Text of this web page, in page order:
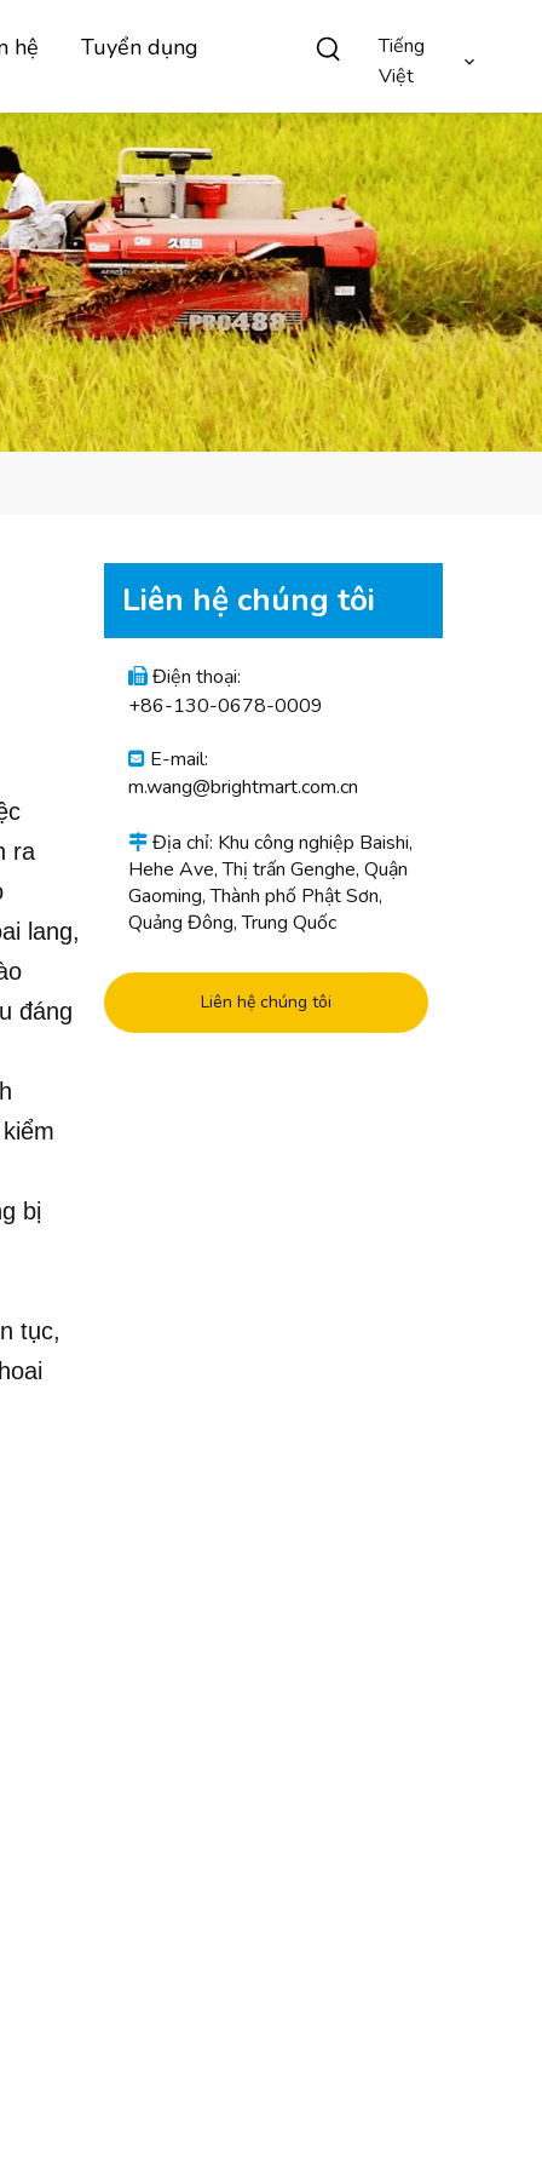
hệ Tuyển dụng
Tiếng
Việt
ra
lang,
đáng
bị
tục,
Liên hệ chúng tôi
 Điện thoại:
+86-130-0678-0009
 E-mail:
m.wang@brightmart.com.cn
 Địa chỉ: Khu công nghiệp Baishi,
Hehe Ave, Thị trấn Genghe, Quận
Gaoming, Thành phố Phật Sơn,
Quảng Đông, Trung Quốc
Liên hệ chúng tôi